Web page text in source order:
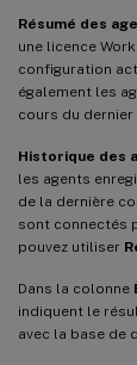
Résumé des
une licence
configuration
également les
cours du dernier
Historique des
les agents
de la dernière
sont connectés
pouvez utiliser
Dans la colonne
indiquent le
avec la base de